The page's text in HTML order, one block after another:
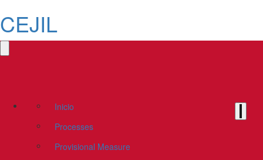
CEJIL
Inicio
Processes
Provisional Measure